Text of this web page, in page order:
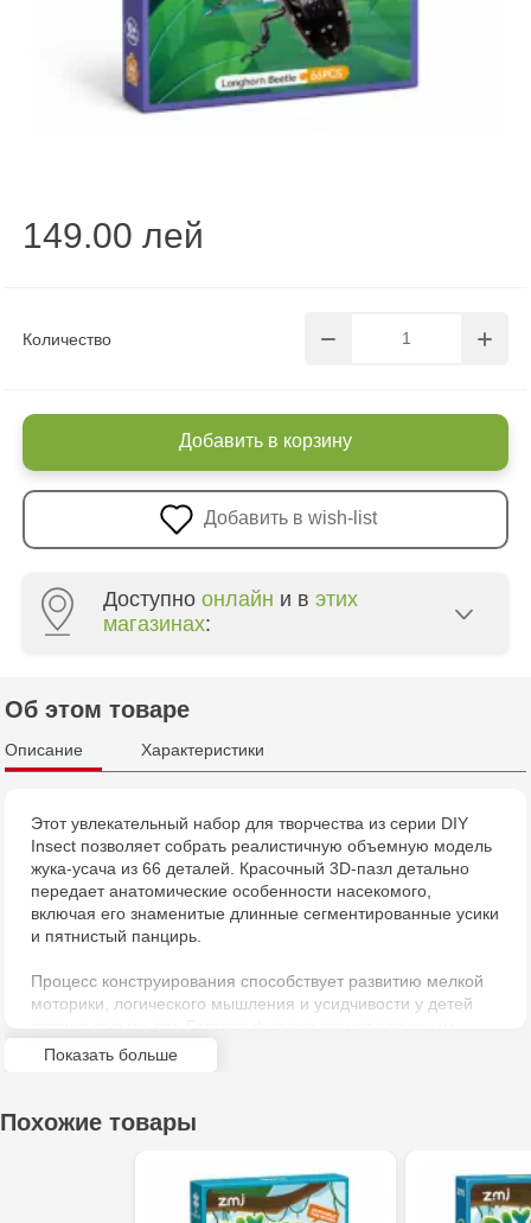
Количество
149.00 лей
Добавить в корзину
Добавить в wish-list
Доступно онлайн и в этих
магазинах:
Multistore Centru - bd. Cantemir, 6
Jucărenia Rîșcani - bd. Moscova, 2
Jucărenia Bălți - str. Alexandru Cel Bun, 5
Jucarenia Ciocana - bd.Mircea cel Bătrân, 39
Multistore Soroca - bd. Ștefan cel Mare, 110
Jucărenia Bălți- EviMall, et2
Об этом товаре
Описание Характеристики
Этот увлекательный набор для творчества из серии DIY
Insect позволяет собрать реалистичную объемную модель
жука-усача из 66 деталей. Красочный 3D-пазл детально
передает анатомические особенности насекомого,
включая его знаменитые длинные сегментированные усики
и пятнистый панцирь.
Процесс конструирования способствует развитию мелкой
моторики, логического мышления и усидчивости у детей
дополнением коллекции или оригинальным элементом
Показать больше
Похожие товары